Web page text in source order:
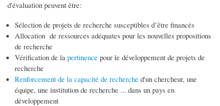
d'évaluation peuvent être:
Sélection de projets de recherche susceptibles d’être financés
Allocation de ressources adéquates pour les nouvelles propositions
de recherche
Vérification de la pertinence pour le développement de projets de
recherche
Renforcement de la capacité de recherche d'un chercheur, une
équipe, une institution de recherche ... dans un pays en
développement